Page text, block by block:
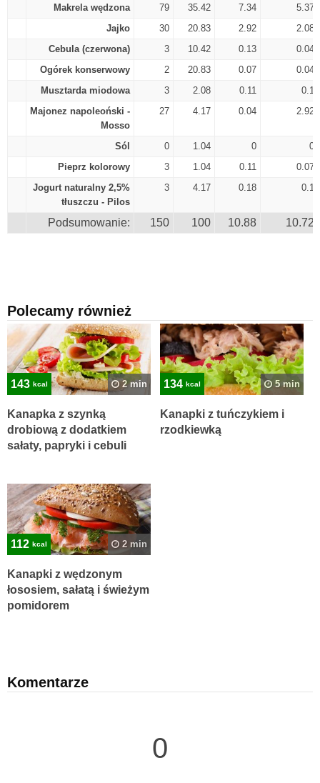
Makrela wędzona 79 35.42 7.34
5.37
Jajko
30 20.83 2.92
2.08
Cebula (czerwona)
3 10.42 0.13
0.04
Ogórek konserwowy
2 20.83 0.07
0.04
Musztarda miodowa
3 2.08 0.11
0.1
Majonez napoleoński -
Mosso
27 4.17 0.04 2.92
Sól 0 1.04 0
0
Pieprz kolorowy
3 1.04 0.11
0.07
Jogurt naturalny 2,5%
tłuszczu - Pilos
3 4.17 0.18 0.1
Podsumowanie: 150 100 10.88 10.72
Polecamy również
143 kcal 2 min
Kanapka z szynką
drobiową z dodatkiem
sałaty, papryki i cebuli
134 kcal 5 min
Kanapki z tuńczykiem i
rzodkiewką
112 kcal 2 min
Kanapki z wędzonym
łososiem, sałatą i świeżym
pomidorem
Komentarze
0